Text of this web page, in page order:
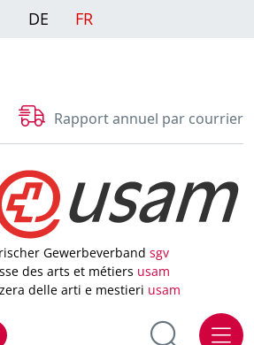
DE FR
Rapport annuel par courrier
Gewerbeverband sgv
des arts et métiers usam
delle arti e mestieri usam